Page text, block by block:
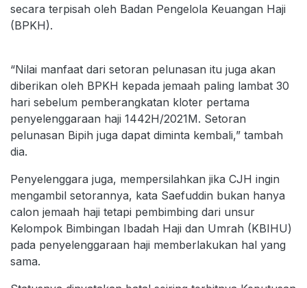
secara terpisah oleh Badan Pengelola Keuangan Haji
(BPKH).
“Nilai manfaat dari setoran pelunasan itu juga akan
diberikan oleh BPKH kepada jemaah paling lambat 30
hari sebelum pemberangkatan kloter pertama
penyelenggaraan haji 1442H/2021M. Setoran
pelunasan Bipih juga dapat diminta kembali,” tambah
dia.
Penyelenggara juga, mempersilahkan jika CJH ingin
mengambil setorannya, kata Saefuddin bukan hanya
calon jemaah haji tetapi pembimbing dari unsur
Kelompok Bimbingan Ibadah Haji dan Umrah (KBIHU)
pada penyelenggaraan haji memberlakukan hal yang
sama.